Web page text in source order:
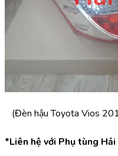
(Đèn hậu Toyota Vios
*Liên hệ với Phụ tùng Hải